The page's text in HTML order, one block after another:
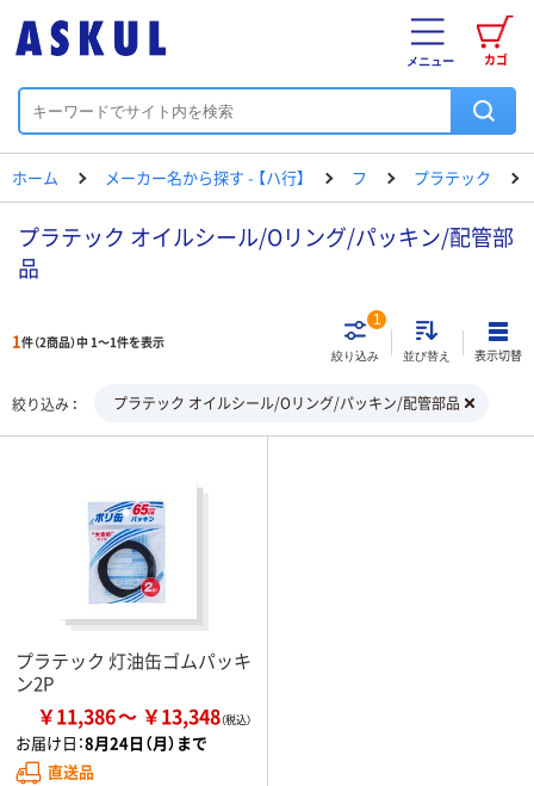
カゴ
メニュー
ホーム メーカー名から探す - 【ハ行】 フ プラテック
プラテック オイルシール/Oリング/パッキン/配管部
品
1件（2商品）中 1～1件を表示
絞り込み
1
並び替え 表示切替
絞り込み プラテック オイルシール/Oリング/パッキン/配管部品
プラテック 灯油缶ゴムパッキ
ン2P
￥11,386 ￥13,348
お届け日：8月24日（月）まで
直送品